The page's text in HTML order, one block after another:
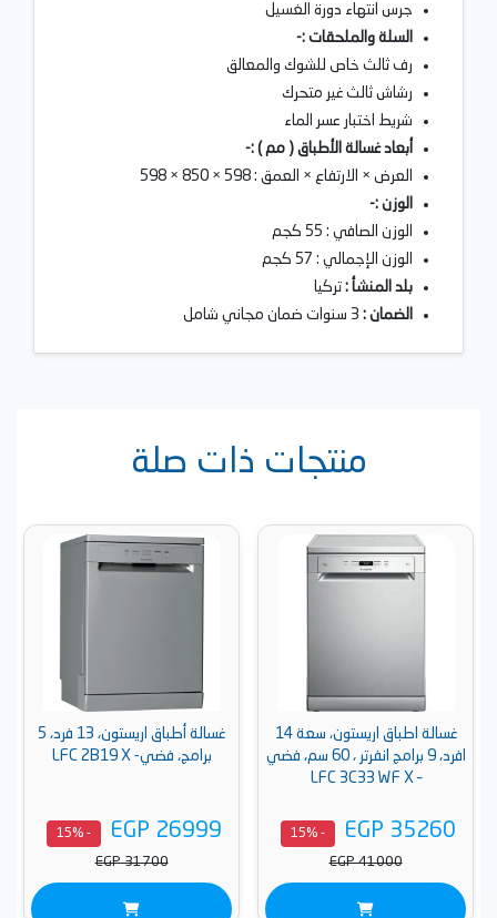
جرس انتهاء دورة الغسيل
السلة والملحقات :-
رف ثالث خاص للشوك والمعالق
رشاش ثالث غير متحرك
شريط اختبار عسر الماء
أبعاد غسالة الأطباق ( مم ) :-
العرض × الارتفاع × العمق : 598 × 850 × 598
الوزن :-
الوزن الصافي : 55 كجم
الوزن الإجمالي : 57 كجم
بلد المنشأ : تركيا
الضمان :
منتجات ذات صلة
غسالة اطباق اريستون، سعة 14
افرد، 9 برامج انفرتر ، 60 سم، فضي
– LFC 3C33 WF X
EGP 35260
- 15%
EGP 41000
غسالة أطباق اريستون، 13 فرد، 5
برامج، فضي- LFC 2B19 X
EGP 26999
- 15%
EGP 31700